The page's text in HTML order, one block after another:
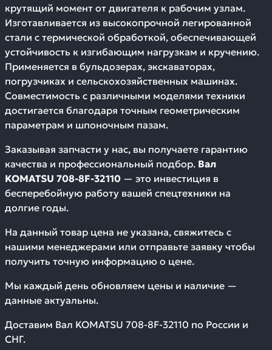
крутящий момент от двигателя к рабочим узлам.
Изготавливается из высокопрочной легированной
стали с термической обработкой, обеспечивающей
устойчивость к изгибающим нагрузкам и кручению.
Применяется в бульдозерах, экскаваторах,
погрузчиках и сельскохозяйственных машинах.
Совместимость с различными моделями техники
достигается благодаря точным геометрическим
параметрам и шпоночным пазам.
Заказывая запчасти у нас, вы получаете гарантию
качества и профессиональный подбор. Вал
KOMATSU 708-8F-32110 — это инвестиция в
бесперебойную работу вашей спецтехники на
долгие годы.
На данный товар цена не указана, свяжитесь с
нашими менеджерами или отправьте заявку чтобы
получить точную информацию о цене.
Мы каждый день обновляем цены и наличие —
данные актуальны.
Доставим Вал KOMATSU 708-8F-32110 по России и
СНГ.